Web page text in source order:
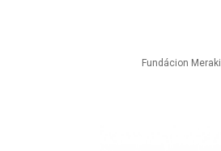
Fundácion Meraki